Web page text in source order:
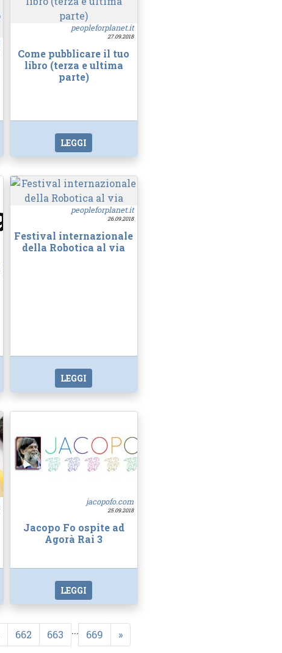
peopleforplanet.it
27.09.2018
Come pubblicare il tuo
libro (terza e ultima
parte)
LEGGI
peopleforplanet.it
26.09.2018
Festival internazionale
della Robotica al via
LEGGI
jacopofo.com
25.09.2018
Jacopo Fo ospite ad
Agorà Rai 3
LEGGI
662 663 ... 669 »